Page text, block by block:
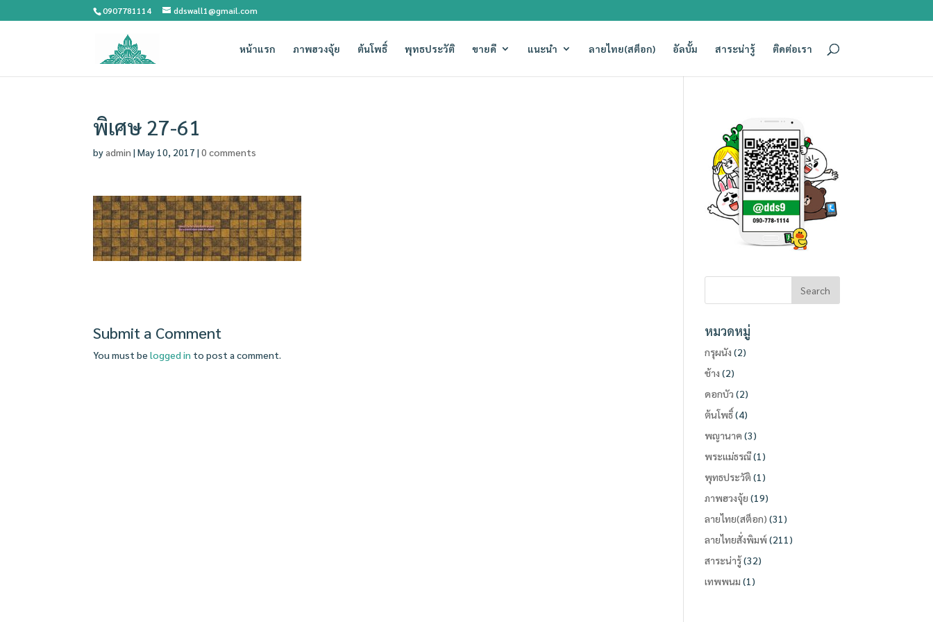
0907781114 ddswall1@gmail.com
หน้าแรก ภาพฮวงจุ้ย ต้นโพธิ์ พุทธประวัติ ขายดี แนะนำ ลายไทย(สต็อก) อัลบั้ม สาระน่ารู้ ติดต่อเรา
พิเศษ 27-61
byadmin |May 10, 2017 |0 comments
Submit a Comment
You must belogged in to post a comment.
หมวดหมู่
กรุผนัง (2)
ช้าง (2)
ดอกบัว (2)
ต้นโพธิ์(4)
พญานาค (3)
พระแม่ธรณี(1)
พุทธประวัติ (1)
ภาพฮวงจุ้ย (19)
ลายไทย(สต็อก) (31)
ลายไทยสั่งพิมพ์ (211)
สาระน่ารู้(32)
เทพพนม (1)